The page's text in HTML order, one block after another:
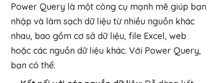
Power Query là một công cụ mạnh mẽ giúp bạn
nhập và làm sạch dữ liệu từ nhiều nguồn khác
nhau, bao gồm cơ sở dữ liệu, file Excel, web
hoặc các nguồn dữ liệu khác. Với Power Query,
bạn có thể: